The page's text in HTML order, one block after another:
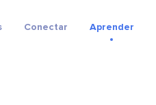
Conectar Aprender